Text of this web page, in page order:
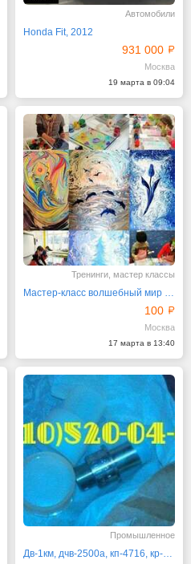
Автомобили
Honda Fit, 2012
931 000
Москва
19 марта в 09:04
Тренинги, мастер классы
Мастер-класс волшебный мир Эбру 18 марта 2025 в 18
100
Москва
17 марта в 13:40
Промышленное
Дв-1км, дчв-2500а, кп-4716, кр-12си